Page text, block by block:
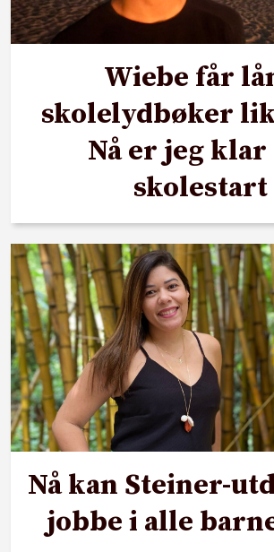
Wiebe får
skolelydbøker
Nå er jeg
skolestart
Nå kan Steiner-
jobbe i alle